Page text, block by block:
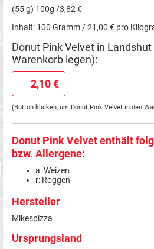
(55 g) 100g /3,82 €
Inhalt: 100 Gramm / 21,00 € pro
Donut Pink Velvet in
Warenkorb legen):
2,10 €
(Button klicken, um Donut Pink Velvet in den
Donut Pink Velvet enthält
bzw. Allergene:
a: Weizen
r: Roggen
Hersteller
Mikespizza
Ursprungsland